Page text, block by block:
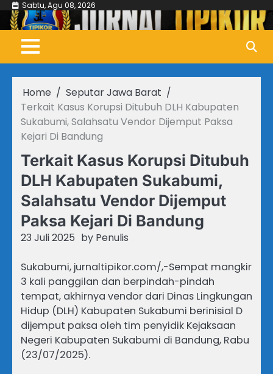
Skip
content
Sabtu, Agu 08, 2026
Home
Seputar Jawa Barat
Terkait Kasus Korupsi Ditubuh DLH Kabupaten
Sukabumi, Salahsatu Vendor Dijemput Paksa
Kejari Di Bandung
Terkait Kasus Korupsi Ditubuh
DLH Kabupaten Sukabumi,
Salahsatu Vendor Dijemput
Paksa Kejari Di Bandung
23 Juli 2025 by Penulis
Sukabumi, jurnaltipikor.com/,-Sempat mangkir
3 kali panggilan dan berpindah-pindah
tempat, akhirnya vendor dari Dinas Lingkungan
Hidup (DLH) Kabupaten Sukabumi berinisial D
dijemput paksa oleh tim penyidik Kejaksaan
Negeri Kabupaten Sukabumi di Bandung, Rabu
(23/07/2025).